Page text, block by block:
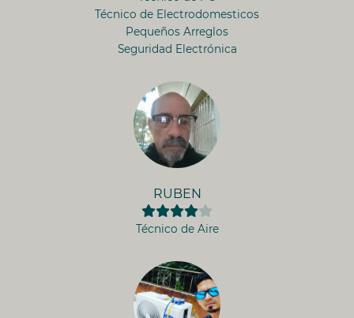
Técnico de Electrodomesticos
Pequeños Arreglos
Seguridad Electrónica
RUBEN
Técnico de Aire